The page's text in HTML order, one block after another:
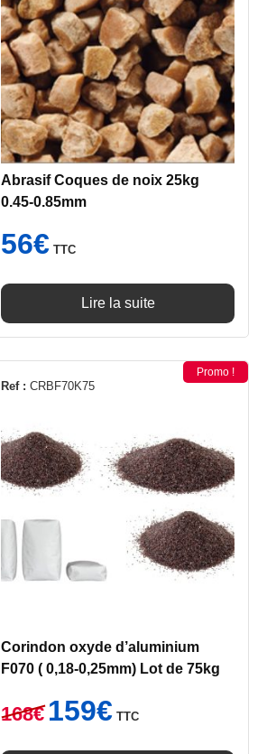
Abrasif Coques de noix 25kg
0.45-0.85mm
56€ TTC
Lire la suite
Ref : CRBF70K75
Promo !
Corindon oxyde d’aluminium
F070 ( 0,18-0,25mm) Lot de 75kg
168€
Le
prix
159€prix
TTC